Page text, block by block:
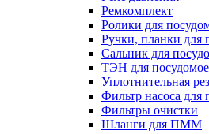
Ремкомплект
Ролики для
Ручки, планки для
Сальник для
ТЭН для
Уплотнительная
Фильтр насоса
Фильтры очистки
Шланги для ПММ